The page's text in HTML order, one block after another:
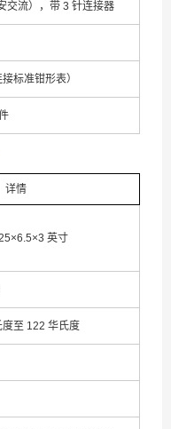
交流），带 3 针连接器
标准钳形表）
详情
英寸
至 122 华氏度